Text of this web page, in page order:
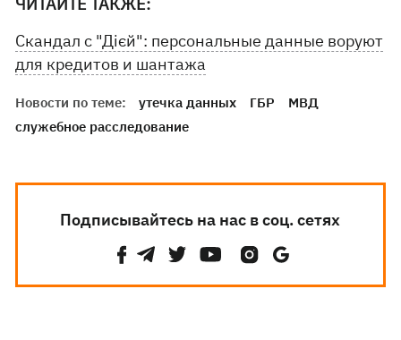
Скандал с "Дієй": персональные данные воруют
для кредитов и шантажа
Новости по теме: утечка данных ГБР
МВД
служебное расследование
Подписывайтесь на нас в соц. сетях